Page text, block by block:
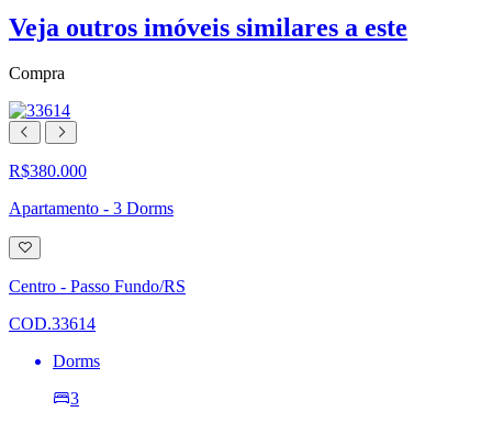
Veja outros imóveis similares a este
Compra
R$380.000
Apartamento - 3 Dorms
Adicionar
à
lista
de
Centro - Passo Fundo/RS
COD.33614
Dorms
3